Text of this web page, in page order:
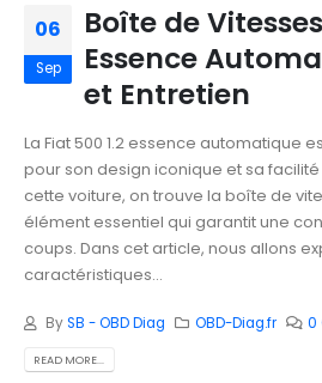
06
Sep
Boîte de
Essence
et Entretien
La Fiat 500 1.2 essence automatique
pour son design iconique et sa
cette voiture, on trouve la boîte de
élément essentiel qui garantit une
coups. Dans cet article, nous allons
caractéristiques...
BySB - OBD Diag OBD-Diag.fr 0
READ MORE...